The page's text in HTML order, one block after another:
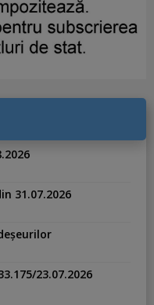
31.07.2026
23.07.2026